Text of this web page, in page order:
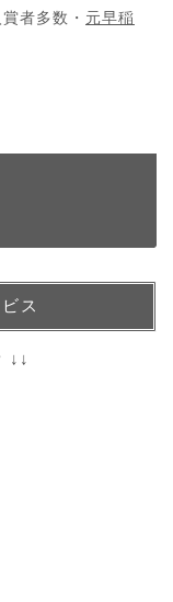
者多数・ 元早稲
ス
↓↓